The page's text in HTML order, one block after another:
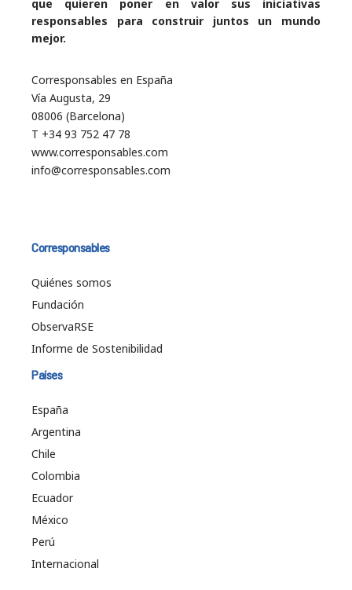
que quieren poner en valor sus iniciativas
responsables para construir juntos un mundo
mejor.
Corresponsables en España
Vía Augusta, 29
08006 (Barcelona)
T +34 93 752 47 78
www.corresponsables.com
info@corresponsables.com
Corresponsables
Quiénes somos
Fundación
ObservaRSE
Informe de Sostenibilidad
Países
España
Argentina
Chile
Colombia
Ecuador
México
Perú
Internacional